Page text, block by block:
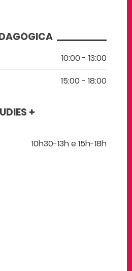
10:00 - 13:00
15:00 - 18:00
+
10h30-13h e 15h-18h